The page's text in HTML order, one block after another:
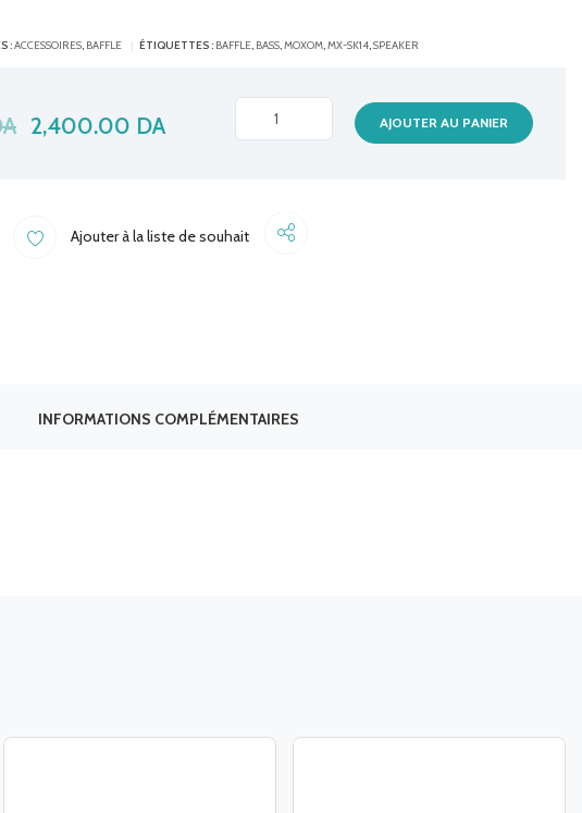
:ACCESSOIRES, BAFFLE ÉTIQUETTES : BAFFLE, BASS,MOXOM,MX-SK14,SPEAKER
2,400.00 DA
BAFFLE
MOXOM
quantité
AJOUTER AU PANIER
Ajouter à la liste de souhait
INFORMATIONS COMPLÉMENTAIRES